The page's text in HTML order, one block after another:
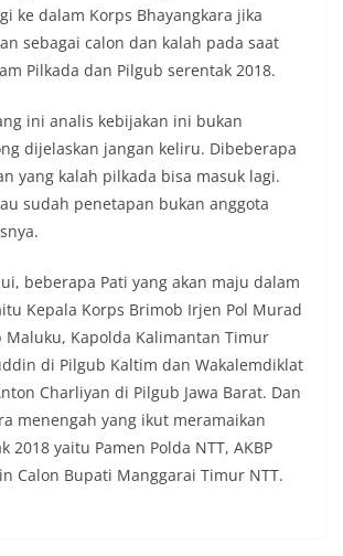
ke dalam Korps Bhayangkara jika
sebagai calon dan kalah pada saat
Pilkada dan Pilgub serentak 2018.
ini analis kebijakan ini bukan
dijelaskan jangan keliru. Dibeberapa
yang kalah pilkada bisa masuk lagi.
sudah penetapan bukan anggota
beberapa Pati yang akan maju dalam
Kepala Korps Brimob Irjen Pol Murad
Maluku, Kapolda Kalimantan Timur
di Pilgub Kaltim dan Wakalemdiklat
Charliyan di Pilgub Jawa Barat. Dan
menengah yang ikut meramaikan
2018 yaitu Pamen Polda NTT, AKBP
Calon Bupati Manggarai Timur NTT.